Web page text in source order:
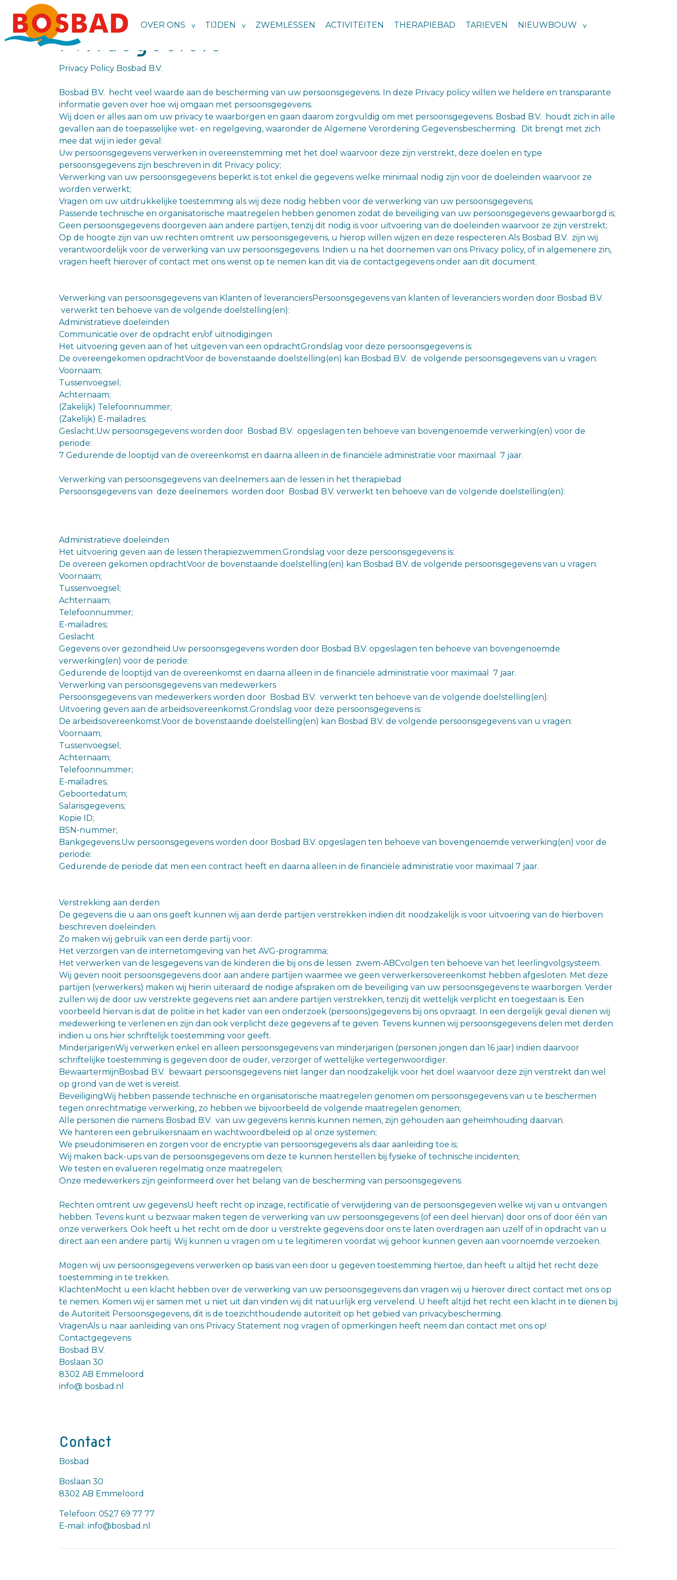
OVER ONS TIJDEN ZWEMLESSEN ACTIVITEITEN THERAPIEBAD TARIEVEN NIEUWBOUW
Privacybeleid
Privacy Policy Bosbad B.V.
Bosbad B.V. hecht veel waarde aan de bescherming van uw persoonsgegevens. In deze Privacy policy willen we heldere en transparante
informatie geven over hoe wij omgaan met persoonsgegevens.
Wij doen er alles aan om uw privacy te waarborgen en gaan daarom zorgvuldig om met persoonsgegevens. Bosbad B.V. houdt zich in alle
gevallen aan de toepasselijke wet- en regelgeving, waaronder de Algemene Verordening Gegevensbescherming. Dit brengt met zich
mee dat wij in ieder geval:
Uw persoonsgegevens verwerken in overeenstemming met het doel waarvoor deze zijn verstrekt, deze doelen en type
persoonsgegevens zijn beschreven in dit Privacy policy;
Verwerking van uw persoonsgegevens beperkt is tot enkel die gegevens welke minimaal nodig zijn voor de doeleinden waarvoor ze
worden verwerkt;
Vragen om uw uitdrukkelijke toestemming als wij deze nodig hebben voor de verwerking van uw persoonsgegevens;
Passende technische en organisatorische maatregelen hebben genomen zodat de beveiliging van uw persoonsgegevens gewaarborgd is;
Geen persoonsgegevens doorgeven aan andere partijen, tenzij dit nodig is voor uitvoering van de doeleinden waarvoor ze zijn verstrekt;
Op de hoogte zijn van uw rechten omtrent uw persoonsgegevens, u hierop willen wijzen en deze respecteren.Als Bosbad B.V. zijn wij
verantwoordelijk voor de verwerking van uw persoonsgegevens. Indien u na het doornemen van ons Privacy policy, of in algemenere zin,
vragen heeft hierover of contact met ons wenst op te nemen kan dit via de contactgegevens onder aan dit document.
Verwerking van persoonsgegevens van Klanten of leveranciersPersoonsgegevens van klanten of leveranciers worden door Bosbad B.V.
verwerkt ten behoeve van de volgende doelstelling(en):
Administratieve doeleinden
Communicatie over de opdracht en/of uitnodigingen
Het uitvoering geven aan of het uitgeven van een opdrachtGrondslag voor deze persoonsgegevens is:
De overeengekomen opdrachtVoor de bovenstaande doelstelling(en) kan Bosbad B.V. de volgende persoonsgegevens van u vragen:
Voornaam;
Tussenvoegsel;
Achternaam;
(Zakelijk) Telefoonnummer;
(Zakelijk) E-mailadres;
Geslacht.Uw persoonsgegevens worden door Bosbad B.V. opgeslagen ten behoeve van bovengenoemde verwerking(en) voor de
periode:
7 Gedurende de looptijd van de overeenkomst en daarna alleen in de financiële administratie voor maximaal 7 jaar.
Verwerking van persoonsgegevens van deelnemers aan de lessen in het therapiebad
Persoonsgegevens van deze deelnemers worden door Bosbad B.V. verwerkt ten behoeve van de volgende doelstelling(en):
Administratieve doeleinden
Het uitvoering geven aan de lessen therapiezwemmen.Grondslag voor deze persoonsgegevens is:
De overeen gekomen opdrachtVoor de bovenstaande doelstelling(en) kan Bosbad B.V. de volgende persoonsgegevens van u vragen:
Voornaam;
Tussenvoegsel;
Achternaam;
Telefoonnummer;
E-mailadres;
Geslacht
Gegevens over gezondheid.Uw persoonsgegevens worden door Bosbad B.V. opgeslagen ten behoeve van bovengenoemde
verwerking(en) voor de periode:
Gedurende de looptijd van de overeenkomst en daarna alleen in de financiële administratie voor maximaal 7 jaar.
Verwerking van persoonsgegevens van medewerkers
Persoonsgegevens van medewerkers worden door Bosbad B.V. verwerkt ten behoeve van de volgende doelstelling(en):
Uitvoering geven aan de arbeidsovereenkomst.Grondslag voor deze persoonsgegevens is:
De arbeidsovereenkomst.Voor de bovenstaande doelstelling(en) kan Bosbad B.V. de volgende persoonsgegevens van u vragen:
Voornaam;
Tussenvoegsel;
Achternaam;
Telefoonnummer;
E-mailadres;
Geboortedatum;
Salarisgegevens;
Kopie ID;
BSN-nummer;
Bankgegevens.Uw persoonsgegevens worden door Bosbad B.V. opgeslagen ten behoeve van bovengenoemde verwerking(en) voor de
periode:
Gedurende de periode dat men een contract heeft en daarna alleen in de financiële administratie voor maximaal 7 jaar.
Verstrekking aan derden
De gegevens die u aan ons geeft kunnen wij aan derde partijen verstrekken indien dit noodzakelijk is voor uitvoering van de hierboven
beschreven doeleinden.
Zo maken wij gebruik van een derde partij voor:
Het verzorgen van de internetomgeving van het AVG-programma;
Het verwerken van de lesgegevens van de kinderen die bij ons de lessen zwem-ABCvolgen ten behoeve van het leerlingvolgsysteem.
Wij geven nooit persoonsgegevens door aan andere partijen waarmee we geen verwerkersovereenkomst hebben afgesloten. Met deze
partijen (verwerkers) maken wij hierin uiteraard de nodige afspraken om de beveiliging van uw persoonsgegevens te waarborgen. Verder
zullen wij de door uw verstrekte gegevens niet aan andere partijen verstrekken, tenzij dit wettelijk verplicht en toegestaan is. Een
voorbeeld hiervan is dat de politie in het kader van een onderzoek (persoons)gegevens bij ons opvraagt. In een dergelijk geval dienen wij
medewerking te verlenen en zijn dan ook verplicht deze gegevens af te geven. Tevens kunnen wij persoonsgegevens delen met derden
indien u ons hier schriftelijk toestemming voor geeft.
MinderjarigenWij verwerken enkel en alleen persoonsgegevens van minderjarigen (personen jongen dan 16 jaar) indien daarvoor
schriftelijke toestemming is gegeven door de ouder, verzorger of wettelijke vertegenwoordiger.
BewaartermijnBosbad B.V. bewaart persoonsgegevens niet langer dan noodzakelijk voor het doel waarvoor deze zijn verstrekt dan wel
op grond van de wet is vereist.
BeveiligingWij hebben passende technische en organisatorische maatregelen genomen om persoonsgegevens van u te beschermen
tegen onrechtmatige verwerking, zo hebben we bijvoorbeeld de volgende maatregelen genomen;
Alle personen die namens Bosbad B.V. van uw gegevens kennis kunnen nemen, zijn gehouden aan geheimhouding daarvan.
We hanteren een gebruikersnaam en wachtwoordbeleid op al onze systemen;
We pseudonimiseren en zorgen voor de encryptie van persoonsgegevens als daar aanleiding toe is;
Wij maken back-ups van de persoonsgegevens om deze te kunnen herstellen bij fysieke of technische incidenten;
We testen en evalueren regelmatig onze maatregelen;
Onze medewerkers zijn geïnformeerd over het belang van de bescherming van persoonsgegevens.
Rechten omtrent uw gegevensU heeft recht op inzage, rectificatie of verwijdering van de persoonsgegeven welke wij van u ontvangen
hebben. Tevens kunt u bezwaar maken tegen de verwerking van uw persoonsgegevens (of een deel hiervan) door ons of door één van
onze verwerkers. Ook heeft u het recht om de door u verstrekte gegevens door ons te laten overdragen aan uzelf of in opdracht van u
direct aan een andere partij. Wij kunnen u vragen om u te legitimeren voordat wij gehoor kunnen geven aan voornoemde verzoeken.
Mogen wij uw persoonsgegevens verwerken op basis van een door u gegeven toestemming hiertoe, dan heeft u altijd het recht deze
toestemming in te trekken.
KlachtenMocht u een klacht hebben over de verwerking van uw persoonsgegevens dan vragen wij u hierover direct contact met ons op
te nemen. Komen wij er samen met u niet uit dan vinden wij dit natuurlijk erg vervelend. U heeft altijd het recht een klacht in te dienen bij
de Autoriteit Persoonsgegevens, dit is de toezichthoudende autoriteit op het gebied van privacybescherming.
VragenAls u naar aanleiding van ons Privacy Statement nog vragen of opmerkingen heeft neem dan contact met ons op!
Contactgegevens
Bosbad B.V.
Boslaan 30
8302 AB Emmeloord
info@ bosbad.nl
Contact
Bosbad
Boslaan 30
8302 AB Emmeloord
Telefoon: 0527 69 77 77
E-mail: info@bosbad.nl